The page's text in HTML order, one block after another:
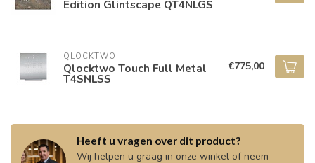
Edition Glintscape QT4NLGS
QLOCKTWO
Qlocktwo Touch Full Metal
T4SNLSS
€775,00
Heeft u vragen over dit product?
Wij helpen u graag in onze winkel of neem